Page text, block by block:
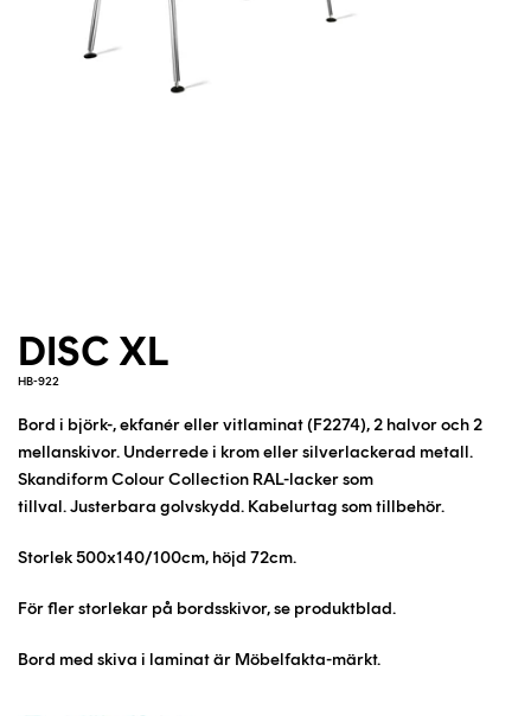
DISC XL
HB-922
Bord i björk-, ekfanér eller vitlaminat (F2274), 2 halvor och 2
mellanskivor. Underrede i krom eller silverlackerad metall.
Skandiform Colour Collection RAL-lacker som
tillval.Justerbara golvskydd. Kabelurtag som tillbehör.
Storlek 500x140/100cm, höjd 72cm.
För fler storlekar på bordsskivor, se produktblad.
Bord med skiva i laminat är Möbelfakta-märkt.